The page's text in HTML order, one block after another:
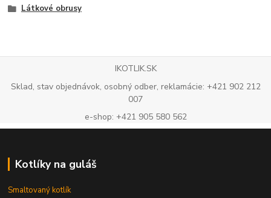
Látkové obrusy
IKOTLIK.SK
Sklad, stav objednávok, osobný odber, reklamácie: +421 902 212
007
e-shop: +421 905 580 562
Kotlíky na guláš
Smaltovaný kotlík